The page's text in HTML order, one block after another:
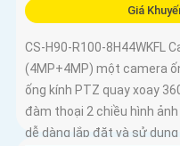
Giá
CS-H90-R100-8H44WKFL
(4MP+4MP) một camera
ống kính PTZ quay xoay
đàm thoại 2 chiều hình
dễ dàng lắp đặt và sử